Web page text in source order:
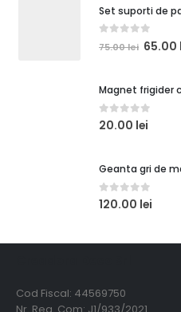
out of 5
75.00lei 65.00
Magnet frigider
0out of 5
20.00 lei
0out of 5
120.00 lei
Cod Fiscal: 44569750